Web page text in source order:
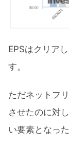
EPSはクリア
す。
ただネットフ
させたのに対
い要素となっ